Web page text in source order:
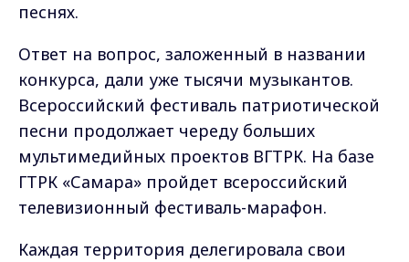
песнях.
Ответ на вопрос, заложенный в названии
конкурса, дали уже тысячи музыкантов.
Всероссийский фестиваль патриотической
песни продолжает череду больших
мультимедийных проектов ВГТРК. На базе
ГТРК «Самара» пройдет всероссийский
телевизионный фестиваль-марафон.
Каждая территория делегировала свои